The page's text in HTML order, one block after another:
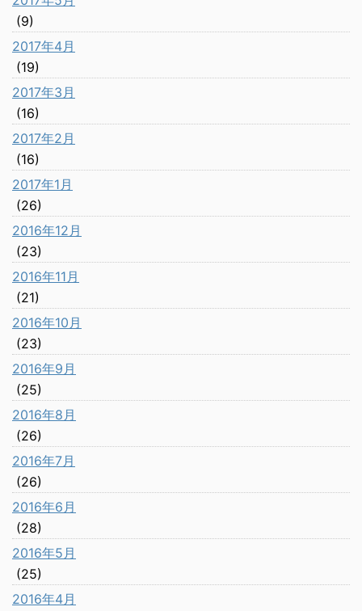
(9)
2017年4月
(19)
2017年3月
(16)
2017年2月
(16)
2017年1月
(26)
2016年12月
(23)
2016年11月
(21)
2016年10月
(23)
2016年9月
(25)
2016年8月
(26)
2016年7月
(26)
2016年6月
(28)
2016年5月
(25)
2016年4月